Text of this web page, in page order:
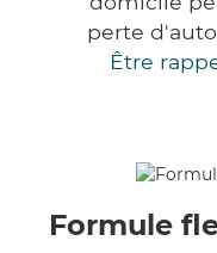
perte
Être
Formule